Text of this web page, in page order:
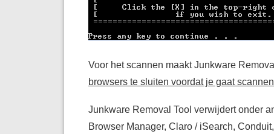
Voor het scannen maakt Junkware
browsers te sluiten voordat je gaat
Junkware Removal Tool verwijdert onder
Browser Manager, Claro / iSearch,